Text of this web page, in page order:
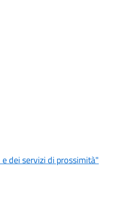
dei servizi di prossimità"